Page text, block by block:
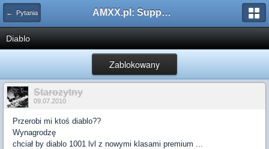
← Pytania AMXX.pl: Support AMX Mod X i SourceMod
Diablo
Zablokowany
Starozytny
09.07.2010
Przerobi mi ktoś diablo??
Wynagrodzę
chciał by diablo 1001 lvl z nowymi klasami premium ...